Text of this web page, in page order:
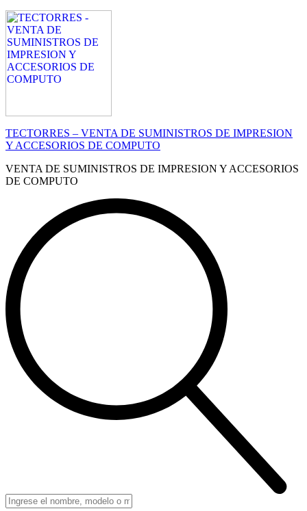
TECTORRES – VENTA DE SUMINISTROS DE IMPRESION
Y ACCESORIOS DE COMPUTO
VENTA DE SUMINISTROS DE IMPRESION Y ACCESORIOS
DE COMPUTO